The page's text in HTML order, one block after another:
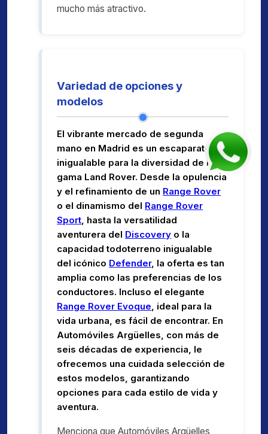
mucho más atractivo.
Variedad de opciones y
modelos
El vibrante mercado de segunda
mano en Madrid es un escaparate
inigualable para la diversidad de la
gama Land Rover. Desde la opulencia
y el refinamiento de un Range Rover
o el dinamismo del Range Rover
Sport, hasta la versatilidad
aventurera del Discovery o la
capacidad todoterreno inigualable
del icónico Defender, la oferta es tan
amplia como las preferencias de los
conductores. Incluso el elegante
Range Rover Evoque, ideal para la
vida urbana, es fácil de encontrar. En
Automóviles Argüelles, con más de
seis décadas de experiencia, le
ofrecemos una cuidada selección de
estos modelos, garantizando
opciones para cada estilo de vida y
aventura.
Menciona que Automóviles Argüelles